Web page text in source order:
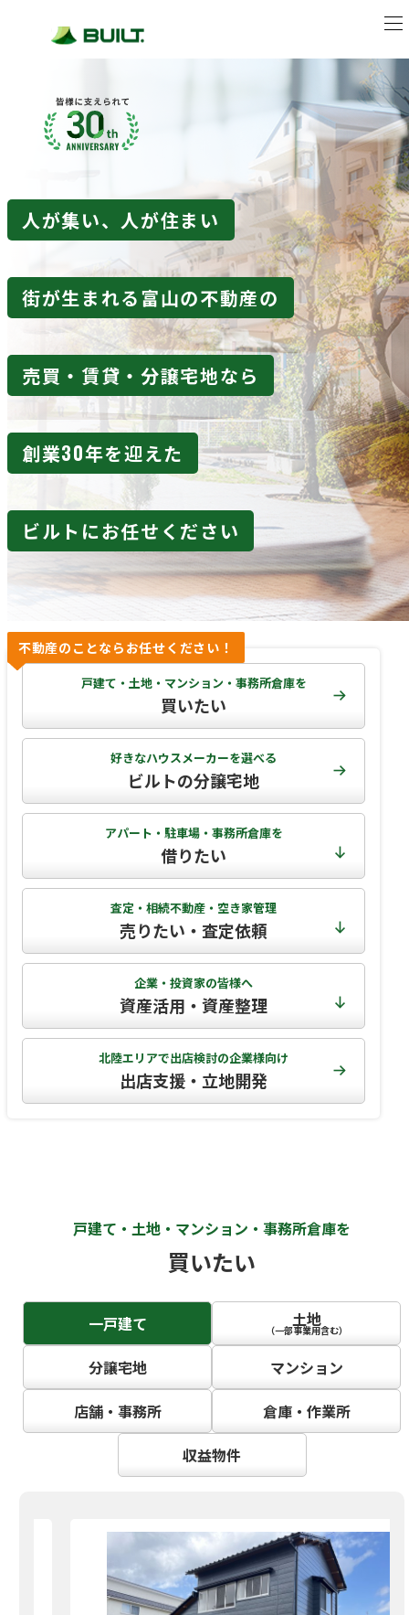
人が集い、人が住まい
街が生まれる富山の不動産の
売買・賃貸・分譲宅地なら
創業30年を迎えた
ビルトにお任せください
不動産のことならお任せください！
戸建て・土地・マンション・事務所倉庫を
買いたい
好きなハウスメーカーを選べる
ビルトの分譲宅地
アパート・駐車場・事務所倉庫を
借りたい
査定・相続不動産・空き家管理
売りたい・査定依頼
企業・投資家の皆様へ
資産活用・資産整理
北陸エリアで出店検討の企業様向け
出店支援・立地開発
戸建て・土地・マンション・事務所倉庫を
買いたい
一戸建て 土地
（一部事業用含む）
分譲宅地
マンション
店舗・事務所
倉庫・作業所
収益物件